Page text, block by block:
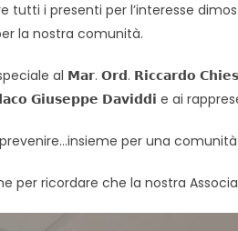
tutti i presenti per l’interesse
la nostra comunità.
al 𝗠𝗮𝗿. 𝗢𝗿𝗱. 𝗥𝗶𝗰𝗰𝗮𝗿𝗱𝗼
𝗚𝗶𝘂𝘀𝗲𝗽𝗽𝗲 𝗗𝗮𝘃𝗶𝗱𝗱𝗶 e ai
per una comunità
per ricordare che la nostra